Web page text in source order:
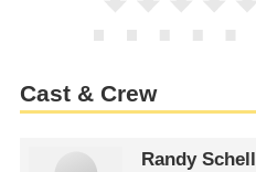
Cast & Crew
Randy Schell